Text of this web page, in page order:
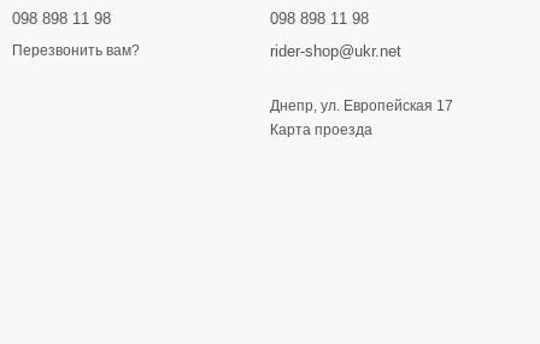
098 898 11 98
Перезвонить вам?
098 898 11 98
rider-shop@ukr.net
Днепр, ул. Европейская 17
Карта проезда